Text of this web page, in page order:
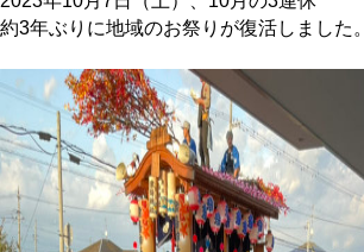
約3年ぶりに地域のお祭りが復活しました。